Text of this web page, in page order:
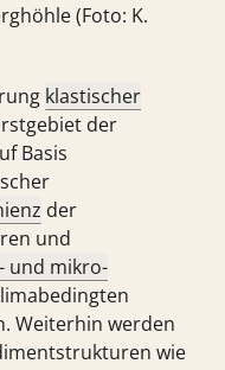
(Foto: K.
klastischer
der
Basis
der
und
und mikro-
Weiterhin werden
wie